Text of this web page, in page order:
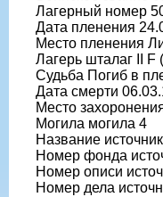
Лагерный номер
Дата пленения
Место пленения
Лагерь шталаг II F
Судьба Погиб в
Дата смерти
Место
Могила могила 4
Название
Номер фонда
Номер описи
Номер дела